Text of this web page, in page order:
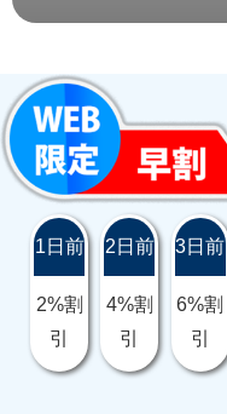
1日前
2%割
引
2日前
4%割
引
3日前
6%割
引